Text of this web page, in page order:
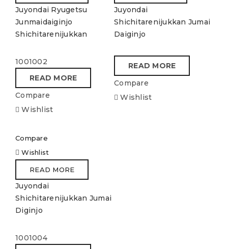
Juyondai Ryugetsu
Junmaidaiginjo
Shichitarenijukkan
1001002
READ MORE
Compare
Wishlist
Juyondai
Shichitarenijukkan Jumai
Daiginjo
READ MORE
Compare
Wishlist
Compare
Wishlist
READ MORE
Juyondai
Shichitarenijukkan Jumai
Diginjo
1001004